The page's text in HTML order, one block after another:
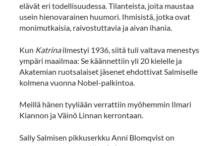
elävät eri todellisuudessa. Tilanteista, joita maustaa
usein hienovarainen huumori. Ihmisistä, jotka ovat
monimutkaisia, raivostuttavia ja aivan ihania.
Kun Katrinailmestyi 1936, siitä tuli valtava menestys
ympäri maailmaa: Se käännettiin yli 20 kielelle ja
Akatemian ruotsalaiset jäsenet ehdottivat Salmiselle
kolmena vuonna Nobel-palkintoa.
Meillä hänen tyyliään verrattiin myöhemmin Ilmari
Kiannon ja Väinö Linnan kerrontaan.
Sally Salmisen pikkuserkku Anni Blomqvist on